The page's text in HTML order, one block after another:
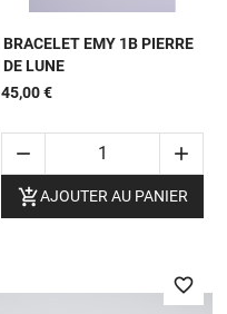
BRACELET EMY 1B PIERRE
DE LUNE
45,00 €


AJOUTER AU PANIER
favorite_border